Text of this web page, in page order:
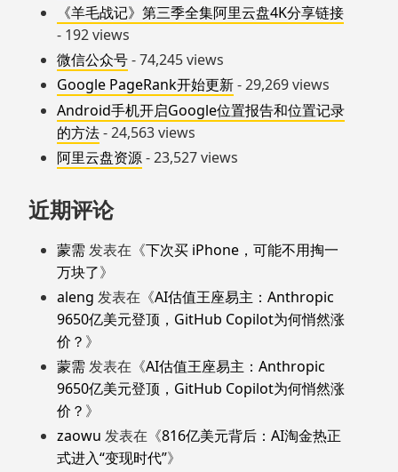
《羊毛战记》第三季全集阿里云盘4K分享链接
- 192 views
微信公众号- 74,245 views
Google PageRank开始更新- 29,269 views
Android手机开启Google位置报告和位置记录
的方法- 24,563 views
阿里云盘资源- 23,527 views
近期评论
蒙需 发表在《下次买 iPhone，可能不用掏一
万块了》
aleng 发表在《AI估值王座易主：Anthropic
9650亿美元登顶，GitHub Copilot为何悄然涨
价？ 》
蒙需 发表在《AI估值王座易主：Anthropic
9650亿美元登顶，GitHub Copilot为何悄然涨
价？ 》
zaowu 发表在《816亿美元背后：AI淘金热正
式进入“变现时代”》